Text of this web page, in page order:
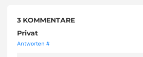
3 KOMMENTARE
Privat
Antworten #